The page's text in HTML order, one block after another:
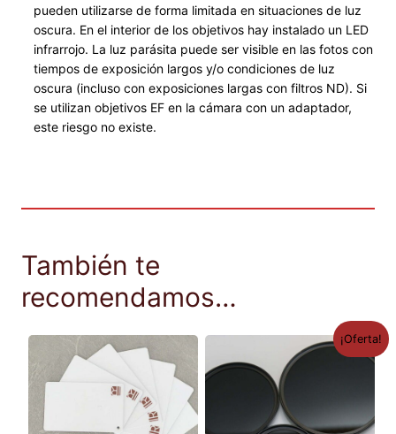
U
c
n
pueden utilizarse de forma limitada en situaciones de luz
oscura. En el interior de los objetivos hay instalado un LED
infrarrojo. La luz parásita puede ser visible en las fotos con
tiempos de exposición largos y/o condiciones de luz
oscura (incluso con exposiciones largas con filtros ND). Si
se utilizan objetivos EF en la cámara con un adaptador,
este riesgo no existe.
También te
recomendamos…
¡Oferta!